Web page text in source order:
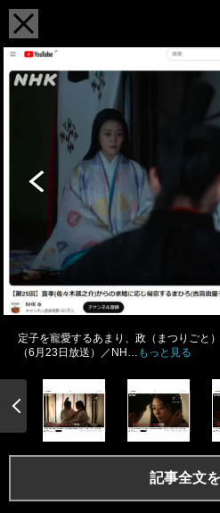
定子を寵愛するあまり、政（まつりごと
（6月23日放送）／NH…
もっと見る
記事全文